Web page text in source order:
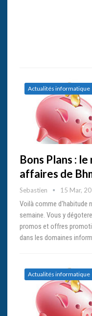
Actualités informatique
Bons Plans :
affaires de
Sebastien 15 Mar,
Voilà comme d'habitude
semaine. Vous y
promos et offres
dans les domaines
Actualités informatique